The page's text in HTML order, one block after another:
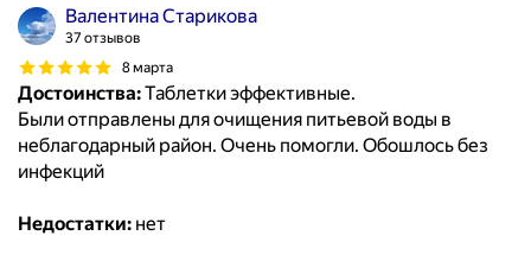
Валентина Старикова
37 отзывов
8 марта
Достоинства:Таблетки эффективные.
Были отправлены для очищения питьевой воды в
неблагодарный район. Очень помогли. Обошлось без
инфекций
Недостатки: нет